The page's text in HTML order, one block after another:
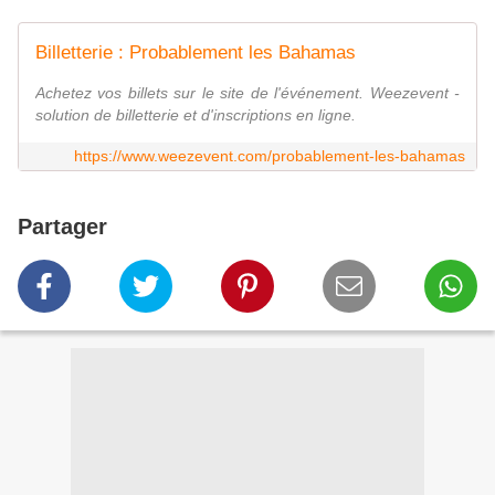
Billetterie : Probablement les Bahamas
Achetez vos billets sur le site de l'événement. Weezevent -
solution de billetterie et d'inscriptions en ligne.
https://www.weezevent.com/probablement-les-bahamas
Partager